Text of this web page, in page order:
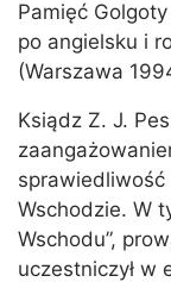
Pamięć
po angielsku i
(Warszawa
Ksiądz Z. J.
Wschodzie. W
Wschodu”,
uczestniczył w